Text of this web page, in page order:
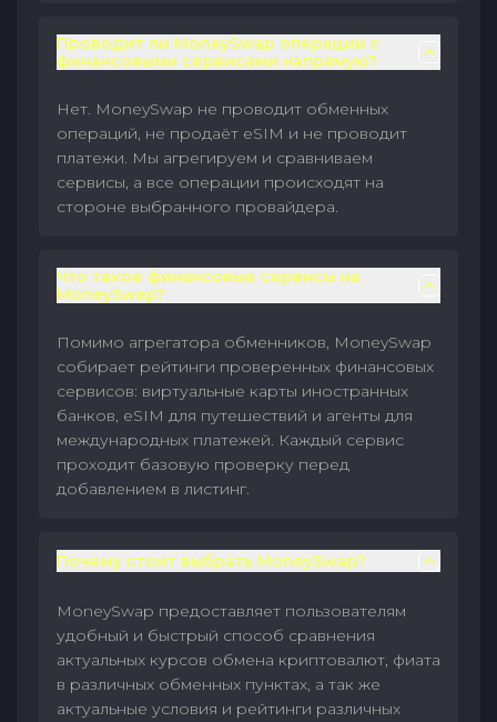
Проводит ли MoneySwap операции с
финансовыми сервисами напрямую?
Нет. MoneySwap не проводит обменных
операций, не продаёт eSIM и не проводит
платежи. Мы агрегируем и сравниваем
сервисы, а все операции происходят на
стороне выбранного провайдера.
Что такое финансовые сервисы на
MoneySwap?
Помимо агрегатора обменников, MoneySwap
собирает рейтинги проверенных финансовых
сервисов: виртуальные карты иностранных
банков, eSIM для путешествий и агенты для
международных платежей. Каждый сервис
проходит базовую проверку перед
добавлением в листинг.
Почему стоит выбрать MoneySwap?
MoneySwap предоставляет пользователям
удобный и быстрый способ сравнения
актуальных курсов обмена криптовалют, фиата
в различных обменных пунктах, а так же
актуальные условия и рейтинги различных